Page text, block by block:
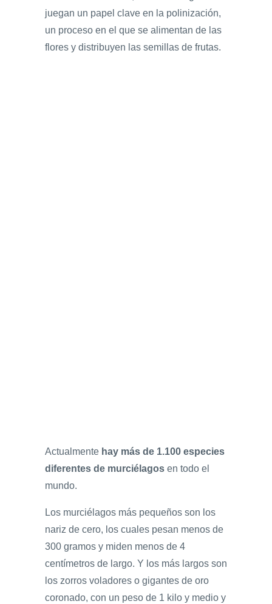
juegan un papel clave en la polinización,
un proceso en el que se alimentan de las
flores y distribuyen las semillas de frutas.
Actualmente hay más de 1.100 especies
diferentes de murciélagos en todo el
mundo.
Los murciélagos más pequeños son los
nariz de cero, los cuales pesan menos de
300 gramos y miden menos de 4
centímetros de largo. Y los más largos son
los zorros voladores o gigantes de oro
coronado, con un peso de 1 kilo y medio y